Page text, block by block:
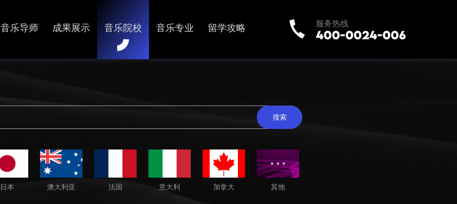
音乐导师 成果展示 音乐院校 音乐专业 留学攻略 服务热线
搜索
日本 澳大利亚 法国 意大利 加拿大 其他